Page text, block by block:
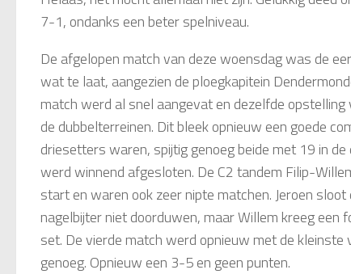
7-1, ondanks een beter spelniveau.
De afgelopen match van deze woensdag was de
wat te laat, aangezien de ploegkapitein
match werd al snel aangevat en dezelfde
de dubbelterreinen. Dit bleek opnieuw een goede
driesetters waren, spijtig genoeg beide met 19 in
werd winnend afgesloten. De C2 tandem Filip-
start en waren ook zeer nipte matchen. Jeroen
nagelbijter niet doorduwen, maar Willem kreeg
set. De vierde match werd opnieuw met de
genoeg. Opnieuw een 3-5 en geen punten.